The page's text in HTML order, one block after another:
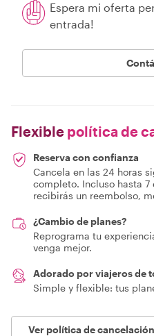
Espera mi oferta
entrada!
Flexible política de
Reserva con confianza
Cancela en las 24 horas
completo. Incluso hasta
recibirás un reembolso,
¿Cambio de planes?
Reprograma tu
venga mejor.
Adorado por viajeros de
Simple y flexible: tus
Ver política de cancelación